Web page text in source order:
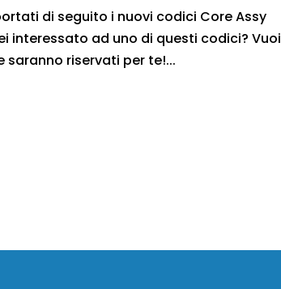
di seguito i nuovi codici Core Assy
interessato ad uno di questi codici? Vuoi
saranno riservati per te!...